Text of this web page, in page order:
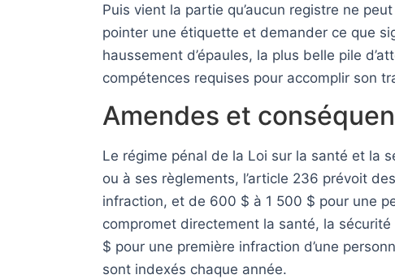
Puis vient la partie qu’aucun registre ne
pointer une étiquette et demander ce que
haussement d’épaules, la plus belle pile
compétences requises pour accomplir son
Amendes et
Le régime pénal de la Loi sur la santé et la
ou à ses règlements, l’article 236 prévoit
infraction, et de 600 $ à 1 500 $ pour une
compromet directement la santé, la
$ pour une première infraction d’une
sont indexés chaque année.